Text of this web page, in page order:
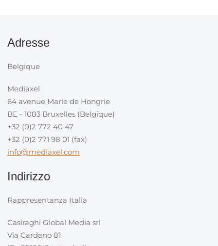
Adresse
Belgique
Mediaxel
64 avenue Marie de Hongrie
BE - 1083 Bruxelles (Belgique)
+32 (0)2 772 40 47
+32 (0)2 771 98 01 (fax)
info@mediaxel.com
Indirizzo
Rappresentanza Italia
Casiraghi Global Media srl
Via Cardano 81